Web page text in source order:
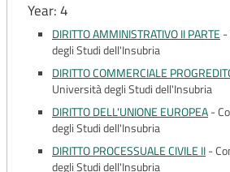
Year: 4
DIRITTO AMMINISTRATIVO II PARTE -
degli Studi dell'Insubria
DIRITTO COMMERCIALE
Università degli Studi dell'Insubria
DIRITTO DELL'UNIONE EUROPEA-
degli Studi dell'Insubria
DIRITTO PROCESSUALE CIVILE II-
degli Studi dell'Insubria